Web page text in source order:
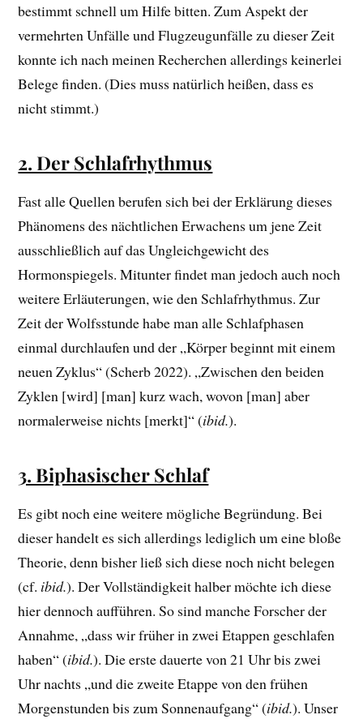
bestimmt schnell um Hilfe bitten. Zum Aspekt der
vermehrten Unfälle und Flugzeugunfälle zu dieser Zeit
konnte ich nach meinen Recherchen allerdings keinerlei
Belege finden. (Dies muss natürlich heißen, dass es
nicht stimmt.)
2. Der Schlafrhythmus
Fast alle Quellen berufen sich bei der Erklärung dieses
Phänomens des nächtlichen Erwachens um jene Zeit
ausschließlich auf das Ungleichgewicht des
Hormonspiegels. Mitunter findet man jedoch auch noch
weitere Erläuterungen, wie den Schlafrhythmus. Zur
Zeit der Wolfsstunde habe man alle Schlafphasen
einmal durchlaufen und der „Körper beginnt mit einem
neuen Zyklus“ (Scherb 2022). „Zwischen den beiden
Zyklen [wird] [man] kurz wach, wovon [man] aber
normalerweise nichts [merkt]“ (ibid.).
3. Biphasischer Schlaf
Es gibt noch eine weitere mögliche Begründung. Bei
dieser handelt es sich allerdings lediglich um eine bloße
Theorie, denn bisher ließ sich diese noch nicht belegen
(cf. ibid.). Der Vollständigkeit halber möchte ich diese
hier dennoch aufführen. So sind manche Forscher der
Annahme, „dass wir früher in zwei Etappen geschlafen
haben“ (ibid.). Die erste dauerte von 21 Uhr bis zwei
Uhr nachts „und die zweite Etappe von den frühen
Morgenstunden bis zum Sonnenaufgang“ (ibid.). Unser